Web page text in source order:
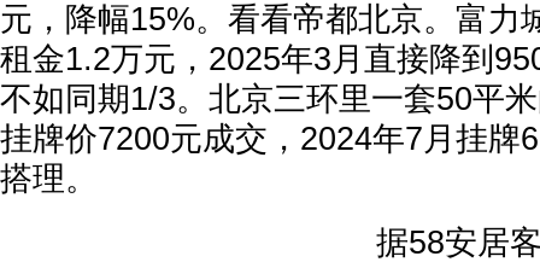
元，降幅15%。看看帝都北京。富力
租金1.2万元，2025年3月直接降到
不如同期1/3。北京三环里一套50平
挂牌价7200元成交，2024年7月挂牌
搭理。
据58安居